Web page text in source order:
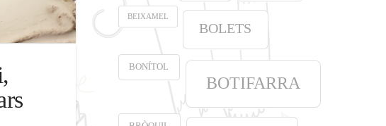
BEIXAMEL
BOLETS
BONÍTOL
BOTIFARRA